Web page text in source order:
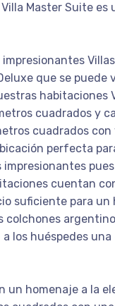
Master Suite es
que se puede
habitaciones
cuadrados y
cuadrados
perfecta
cuentan
suficiente para un
colchones
los huéspedes
un homenaje a la